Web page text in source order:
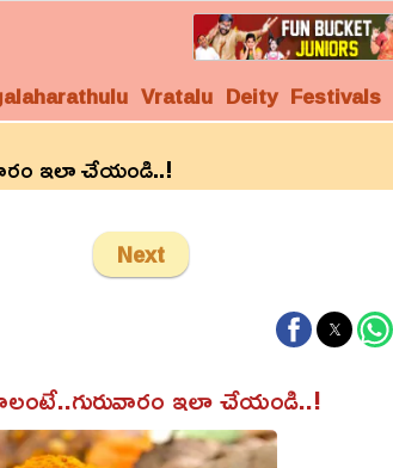
Vratalu Deity Festivals
ఇలా చేయండి..!
Next
ఇలా చేయండి..!